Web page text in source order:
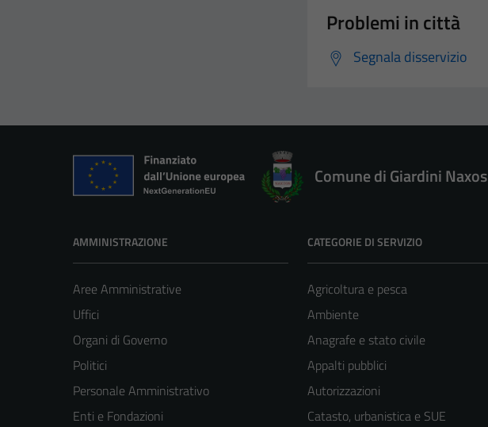
Problemi in città
Segnala disservizio
Comune di Giardini Naxos
AMMINISTRAZIONE
Aree Amministrative
Uffici
Organi di Governo
Politici
Personale Amministrativo
Enti e Fondazioni
CATEGORIE DI SERVIZIO
Agricoltura e pesca
Ambiente
Anagrafe e stato civile
Appalti pubblici
Autorizzazioni
Catasto, urbanistica e SUE